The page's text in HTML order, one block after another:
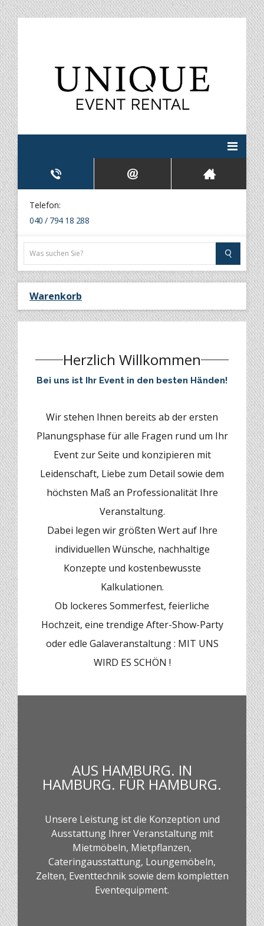
Telefon:
040 / 794 18 288
Warenkorb
Herzlich Willkommen
Bei uns ist Ihr Event in den besten Händen!
Wir stehen Ihnen bereits ab der ersten
Planungsphase für alle Fragen rund um Ihr
Event zur Seite und konzipieren mit
Leidenschaft, Liebe zum Detail sowie dem
höchsten Maß an Professionalität Ihre
Veranstaltung.
Dabei legen wir größten Wert auf Ihre
individuellen Wünsche, nachhaltige
Konzepte und kostenbewusste
Kalkulationen.
Ob lockeres Sommerfest, feierliche
Hochzeit, eine trendige After-Show-Party
oder edle Galaveranstaltung : MIT UNS
WIRD ES SCHÖN !
AUS HAMBURG. IN
HAMBURG. FÜR HAMBURG.
Unsere Leistung ist die Konzeption und
Ausstattung Ihrer Veranstaltung mit
Mietmöbeln, Mietpflanzen,
Cateringausstattung, Loungemöbeln,
Zelten, Eventtechnik sowie dem kompletten
Eventequipment.